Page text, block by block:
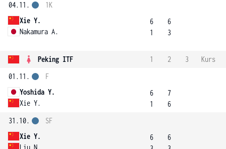
04.11.
Xie Y.
Nakamura A.
1K
6
1
6
3
Peking ITF 1 2 3
Kurs
01.11.
Yoshida Y.
Xie Y.
F
6
1
7
6
31.10.
Xie Y.
Liu N.
SF
6
6